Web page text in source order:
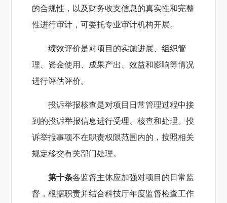
的合规性，以及财务收支信息的真实性和完整
性进行审计，可委托专业审计机构开展。
绩效评价是对项目的实施进展、组织管
理、资金使用、成果产出、效益和影响等情况
进行评估评价。
投诉举报核查是对项目日常管理过程中接
到的投诉举报信息进行受理、核查和处理。投
诉举报事项不在职责权限范围内的，按照相关
规定移交有关部门处理。
第十条各监督主体应加强对项目的日常监
督，根据职责并结合科技厅年度监督检查工作